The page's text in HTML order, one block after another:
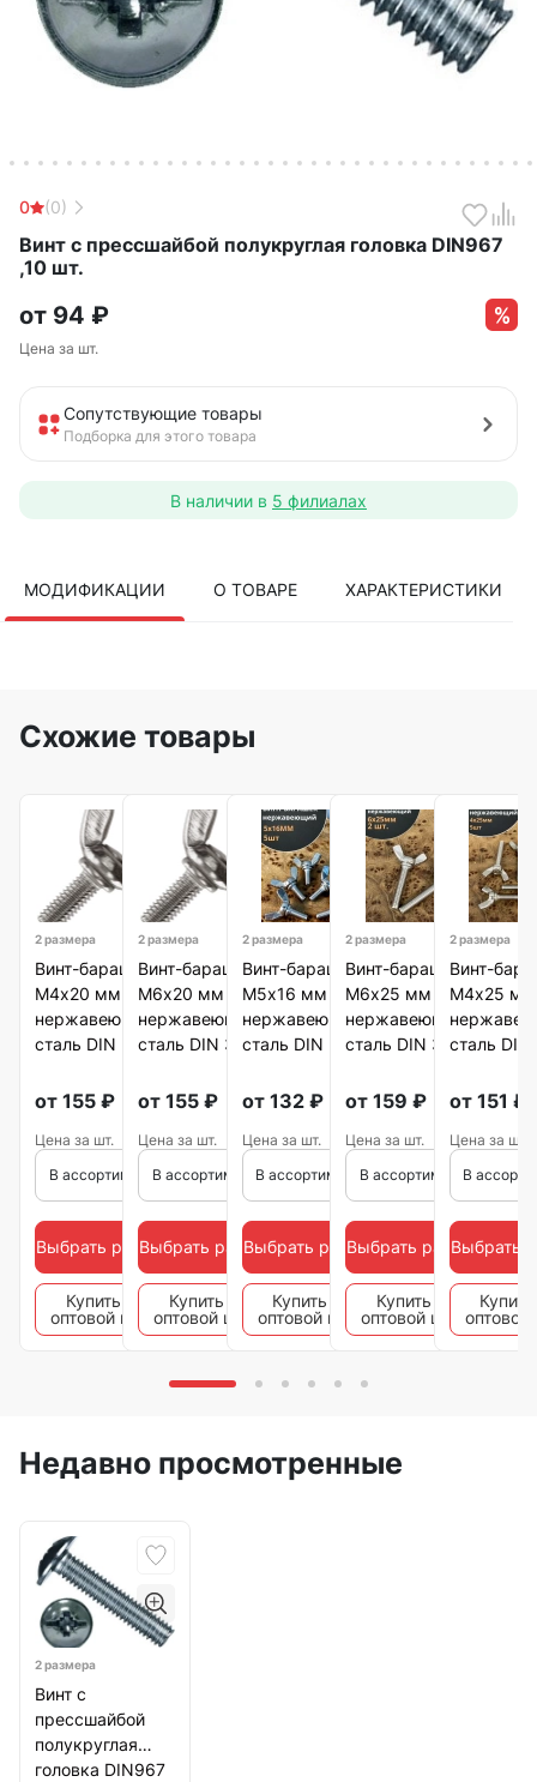
0 (0)
Винт с прессшайбой полукруглая головка DIN967
,10 шт.
от 94 ₽
Цена за шт.
Сопутствующие товары
Подборка для этого товара
В наличии в 5 филиалах
МОДИФИКАЦИИ О ТОВАРЕ ХАРАКТЕРИСТИКИ
Схожие товары
2 размера
Винт-барашек
М4х20 мм ,
нержавеющая
сталь DIN 316
от 155 ₽
Цена за шт.
В ассортименте
Выбрать размер
Купить по
оптовой цене
2 размера
Винт-барашек
М6х20 мм ,
нержавеющая
сталь DIN 316
от155 ₽
Цена за шт.
В ассортименте
Выбрать размер
Купить по
оптовой цене
2 размера
Винт-барашек
М5х16 мм ,
нержавеющая
сталь DIN 316
от 132₽
Цена за шт.
В ассортименте
Выбрать размер
Купить по
оптовой цене
2 размера
Винт-барашек
М6х25 мм ,
нержавеющая
сталь DIN 316
от159 ₽
Цена за шт.
В ассортименте
Выбрать размер
Купить по
оптовой цене
2 размера
Винт-
М4х25 мм
сталь DIN
от 151 ₽
Цена за шт.
В
Выбрать
оптовой
Недавно просмотренные
2 размера
Винт с
прессшайбой
полукруглая
головка DIN967